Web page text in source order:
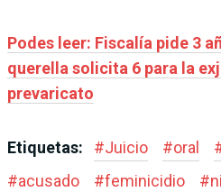
Podes leer: Fiscalía pide 3
querella solicita 6 para la
prevaricato
Etiquetas: #Juicio #oral
#acusado #feminicidio #